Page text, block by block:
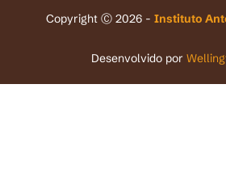
Copyright Ⓒ 2026 - Instituto
Desenvolvido por